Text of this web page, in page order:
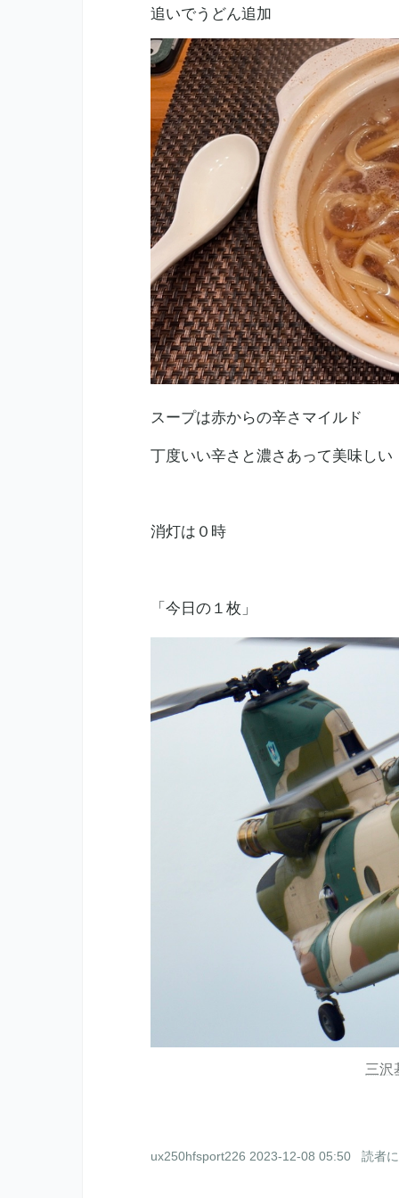
追いでうどん追加
スープは赤からの辛さマイルド
丁度いい辛さと濃さあって美味しい
消灯は０時
「今日の１枚」
三沢
ux250hfsport226 2023-12-08 05:50 読者